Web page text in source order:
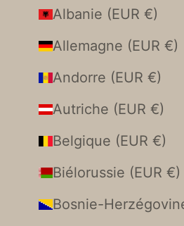
Albanie (EUR €)
Allemagne (EUR €)
Andorre (EUR €)
Autriche (EUR €)
Belgique (EUR €)
Biélorussie (EUR €)